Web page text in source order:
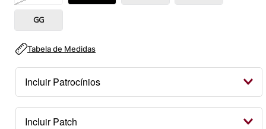
GG
Tabela de Medidas
Incluir Patrocínios
Kit Patrocínios
R$ 119,99
Incluir Patch